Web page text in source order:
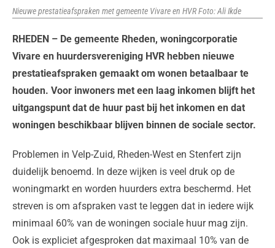
Nieuwe prestatieafspraken met gemeente Vivare en HVR Foto: Ali Ikde
RHEDEN – De gemeente Rheden, woningcorporatie
Vivare en huurdersvereniging HVR hebben nieuwe
prestatieafspraken gemaakt om wonen betaalbaar te
houden. Voor inwoners met een laag inkomen blijft het
uitgangspunt dat de huur past bij het inkomen en dat
woningen beschikbaar blijven binnen de sociale sector.
Problemen in Velp-Zuid, Rheden-West en Stenfert zijn
duidelijk benoemd. In deze wijken is veel druk op de
woningmarkt en worden huurders extra beschermd. Het
streven is om afspraken vast te leggen dat in iedere wijk
minimaal 60% van de woningen sociale huur mag zijn.
Ook is expliciet afgesproken dat maximaal 10% van de